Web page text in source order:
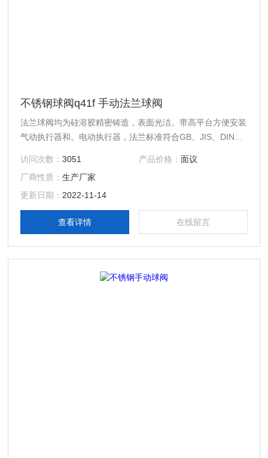
不锈钢球阀q41f 手动法兰球阀
法兰球阀均为硅溶胶精密铸造，表面光洁。带高平台方便安装
气动执行器和。电动执行器，法兰标准符合GB、JIS、DIN、
访问次数：3051 产品价格： 面议
厂商性质：生产厂家
更新日期： 2022-11-14
查看详情 在线留言